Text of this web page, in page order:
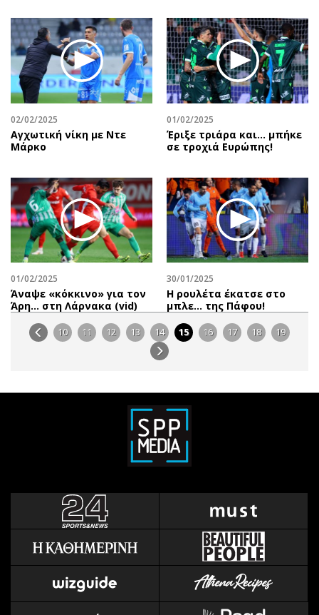
02/02/2025
Αγχωτική νίκη με Ντε
Μάρκο
01/02/2025
Έριξε τριάρα και… μπήκε
σε τροχιά Ευρώπης!
01/02/2025
Άναψε «κόκκινο» για τον
Άρη… στη Λάρνακα (vid)
30/01/2025
Η ρουλέτα έκατσε στο
μπλε… της Πάφου!
10 11 12 13 14 15 16 17 18 19